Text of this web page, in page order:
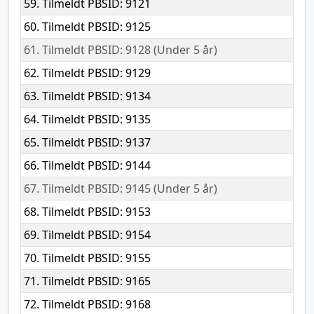
59. Tilmeldt PBSID: 9121
60. Tilmeldt PBSID: 9125
61. Tilmeldt PBSID: 9128 (Under 5 år)
62. Tilmeldt PBSID: 9129
63. Tilmeldt PBSID: 9134
64. Tilmeldt PBSID: 9135
65. Tilmeldt PBSID: 9137
66. Tilmeldt PBSID: 9144
67. Tilmeldt PBSID: 9145 (Under 5 år)
68. Tilmeldt PBSID: 9153
69. Tilmeldt PBSID: 9154
70. Tilmeldt PBSID: 9155
71. Tilmeldt PBSID: 9165
72. Tilmeldt PBSID: 9168